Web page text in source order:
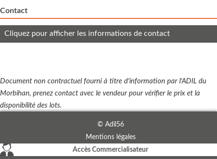
Contact
Cliquez pour afficher les informations de contact
Document non contractuel fourni à titre d'information par l'ADIL du
Morbihan, prenez contact avec le vendeur pour vérifier le prix et la
disponibilité des lots.
© Adil56
Mentions légales
Accès Commercialisateur